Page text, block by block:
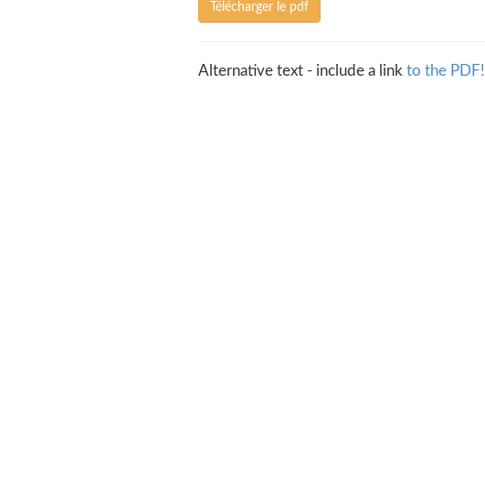
Télécharger le pdf
Alternative text - include a link to the PDF!